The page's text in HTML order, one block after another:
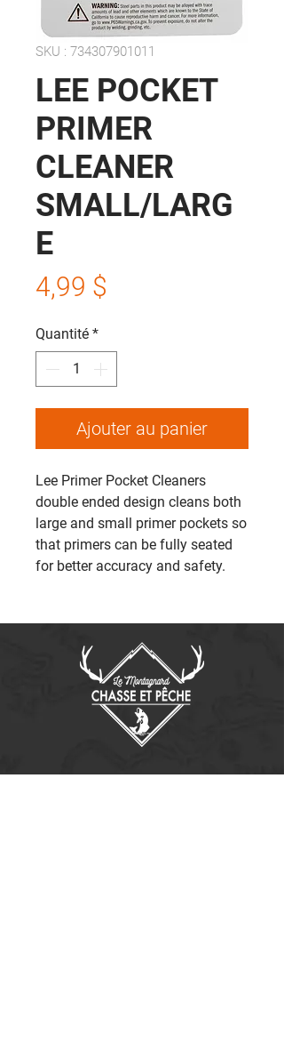
SKU : 734307901011
LEE POCKET
PRIMER
CLEANER
SMALL/LARG
E
4,99 $
Quantité *
Ajouter au panier
Lee Primer Pocket Cleaners
double ended design cleans both
large and small primer pockets so
that primers can be fully seated
for better accuracy and safety.
Contactez-nous